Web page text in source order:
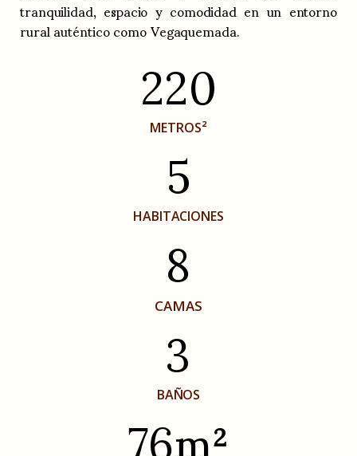
tranquilidad, espacio y comodidad en un entorno
rural auténtico como Vegaquemada.
220
METROS²
5
HABITACIONES
8
CAMAS
3
BAÑOS